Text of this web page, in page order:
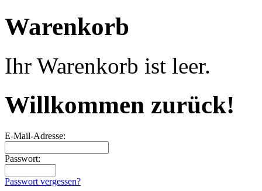
Warenkorb
Ihr Warenkorb ist leer.
Willkommen zurück!
E-Mail-Adresse:
Passwort:
Passwort vergessen?